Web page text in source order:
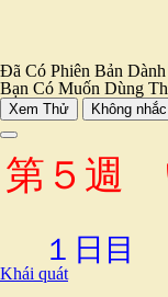
Đã Có Phiên Bản
Bạn Có Muốn Dùng
Xem Thử Không
第５週
１日目
Khái quát